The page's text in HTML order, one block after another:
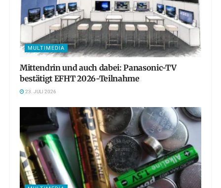
MULTIMEDIA
Mittendrin und auch dabei: Panasonic-TV
bestätigt EFHT 2026-Teilnahme
23. JULI 2026